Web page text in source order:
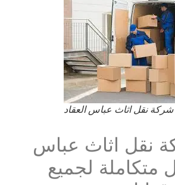
شركة نقل اثاث عباس العقاد
نقل اثاث عباس
متكاملة لجميع